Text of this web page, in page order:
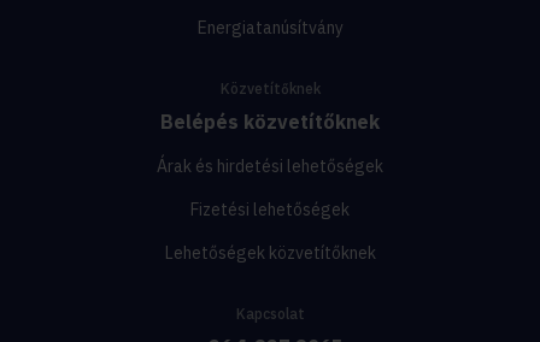
Energiatanúsítvány
Közvetítőknek
Belépés közvetítőknek
Árak és hirdetési lehetőségek
Fizetési lehetőségek
Lehetőségek közvetítőknek
Kapcsolat